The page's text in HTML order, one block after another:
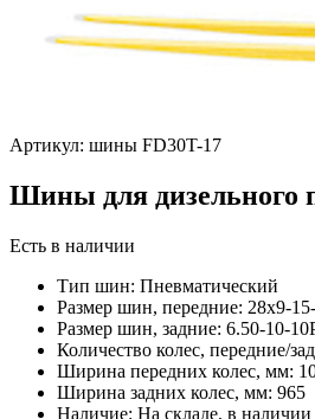
Артикул: шины FD30T-17
Шины для дизельного
Есть в наличии
Тип шин: Пневматический
Размер шин, передние: 28x9-
Размер шин, задние: 6.50-10-
Количество колес, передние/
Ширина передних колес, мм:
Ширина задних колес, мм: 965
Наличие: На складе, в наличии